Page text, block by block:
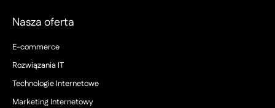
Nasza oferta
E-commerce
Rozwiązania IT
Technologie Internetowe
Marketing Internetowy